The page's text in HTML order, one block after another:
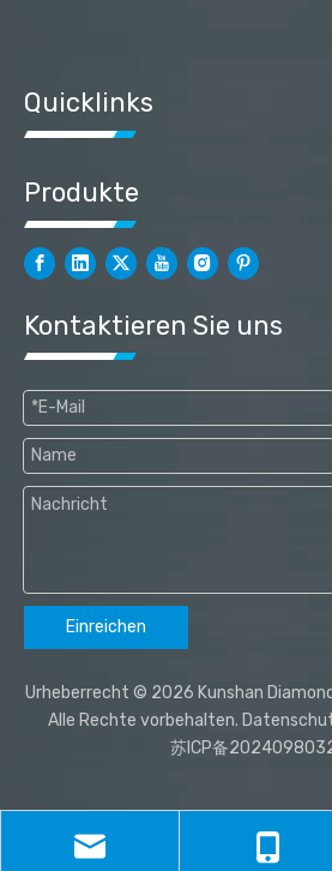
Quicklinks
Produkte
Kontaktieren Sie uns
Einreichen
Urheberrecht © 2026 Kunshan
Alle Rechte vorbehalten.
苏ICP备